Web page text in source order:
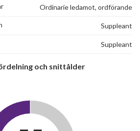
Ordinarie ledamot, ordförande
Suppleant
Suppleant
och snittålder